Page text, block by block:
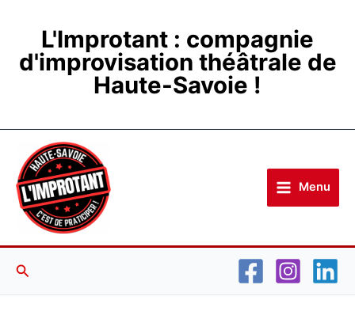
contenuL'Improtant : compagnie
d'improvisation théâtrale de
Haute-Savoie !
Menu
Rechercher